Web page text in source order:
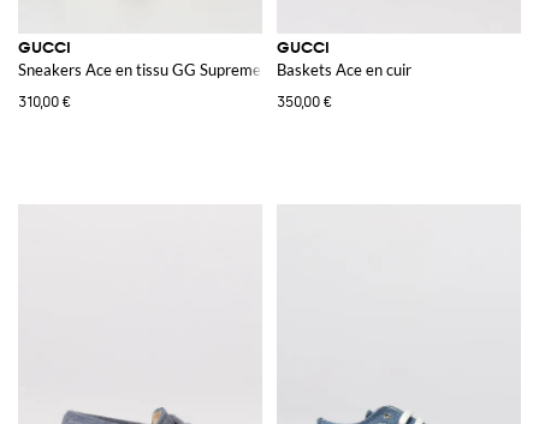
GUCCI
Sneakers Ace en tissu GG Supreme et cuir
310,00 €
GUCCI
Baskets Ace en cuir
350,00 €